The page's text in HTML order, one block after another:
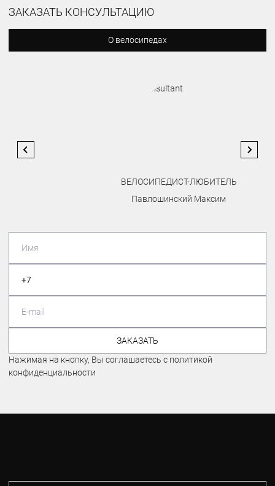
ЗАКАЗАТЬ КОНСУЛЬТАЦИЮ
О велосипедах
ВЕЛОСИПЕДИСТ-ЛЮБИТЕЛЬ
Павлошинский Максим
ЗАКАЗАТЬ
Нажимая на кнопку, Вы соглашаетесь с политикой
конфиденциальности